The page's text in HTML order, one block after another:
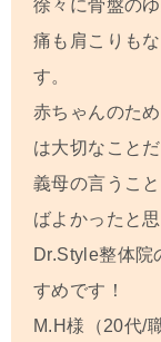
徐々に骨盤の
痛も肩こりも
す。
赤ちゃんのた
は大切なこと
義母の言うこ
ばよかったと思
Dr.Style整体院
すめです！
M.H様（20代/